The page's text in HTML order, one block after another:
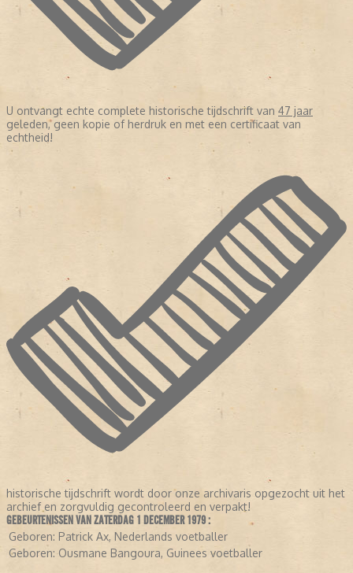
U ontvangt echte complete historische tijdschrift van 47 jaar
geleden, geen kopie of herdruk en met een certificaat van
echtheid!
historische tijdschrift wordt door onze archivaris opgezocht uit het
archief en zorgvuldig gecontroleerd en verpakt!
GEBEURTENISSEN VAN ZATERDAG 1 DECEMBER 1979 :
Geboren: Patrick Ax, Nederlands voetballer
Geboren: Ousmane Bangoura, Guinees voetballer